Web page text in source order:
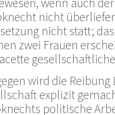
nicht
nicht statt;
zwei Frauen
wird die
explizit
politische